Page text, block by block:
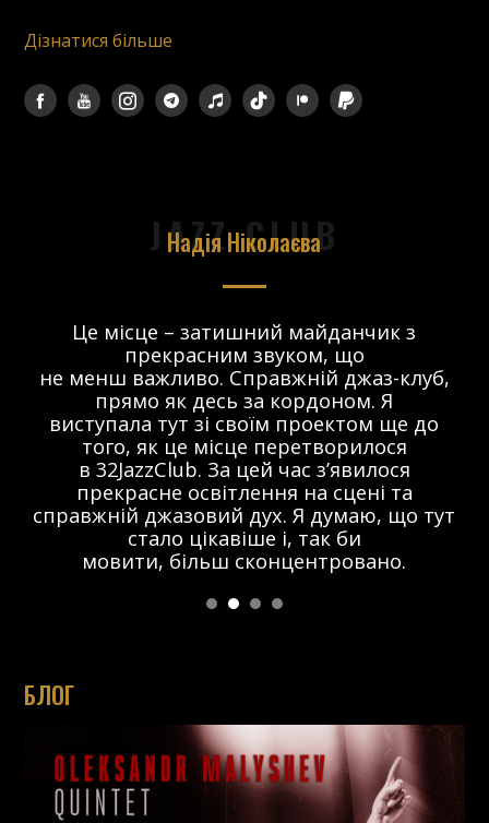
Дізнатися більше
JAZZ CLUB
Надія Ніколаєва
Це місце – затишний майданчик з
прекрасним звуком, що
не менш важливо. Справжній джаз-клуб,
прямо як десь за кордоном. Я
виступала тут зі своїм проектом ще до
того, як це місце перетворилося
в 32JazzClub. За цей час з’явилося
прекрасне освітлення на сцені та
справжній джазовий дух. Я думаю, що тут
стало цікавіше і, так би
мовити, більш сконцентровано.
БЛОГ